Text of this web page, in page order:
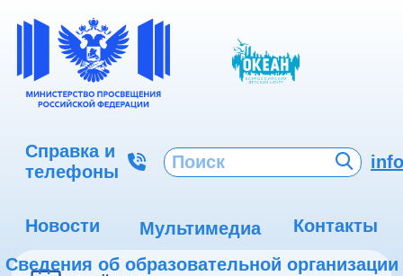
Справка и
телефоны
Новости Мультимедиа
Контакты
Сведения об образовательной организации